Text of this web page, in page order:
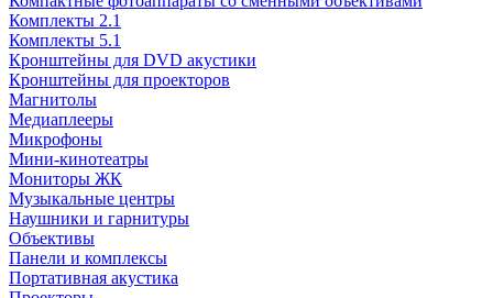
Комплекты 2.1
Комплекты 5.1
Кронштейны для DVD акустики
Кронштейны для проекторов
Магнитолы
Медиаплееры
Микрофоны
Мини-кинотеатры
Мониторы ЖК
Музыкальные центры
Наушники и гарнитуры
Объективы
Панели и комплексы
Портативная акустика